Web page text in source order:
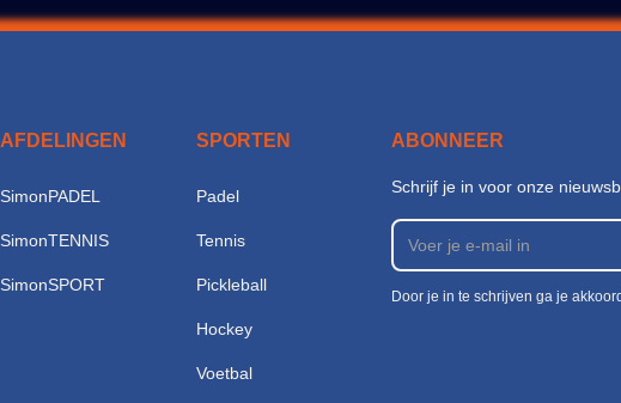
AFDELINGEN
SimonPADEL
SimonTENNIS
SimonSPORT
SPORTEN
Padel
Tennis
Pickleball
Hockey
Voetbal
ABONNEER
Schrijf je in voor onze
Door je in te schrijven ga je